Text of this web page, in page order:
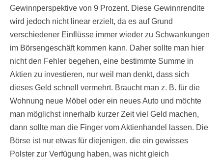
Gewinnperspektive von 9 Prozent. Diese Gewinnrendite
wird jedoch nicht linear erzielt, da es auf Grund
verschiedener Einflüsse immer wieder zu Schwankungen
im Börsengeschäft kommen kann. Daher sollte man hier
nicht den Fehler begehen, eine bestimmte Summe in
Aktien zu investieren, nur weil man denkt, dass sich
dieses Geld schnell vermehrt. Braucht man z. B. für die
Wohnung neue Möbel oder ein neues Auto und möchte
man möglichst innerhalb kurzer Zeit viel Geld machen,
dann sollte man die Finger vom Aktienhandel lassen. Die
Börse ist nur etwas für diejenigen, die ein gewisses
Polster zur Verfügung haben, was nicht gleich